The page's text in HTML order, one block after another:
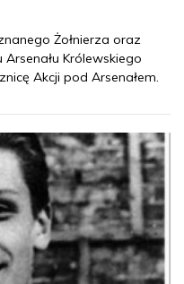
Żołnierza oraz
Królewskiego
Akcji pod Arsenałem.